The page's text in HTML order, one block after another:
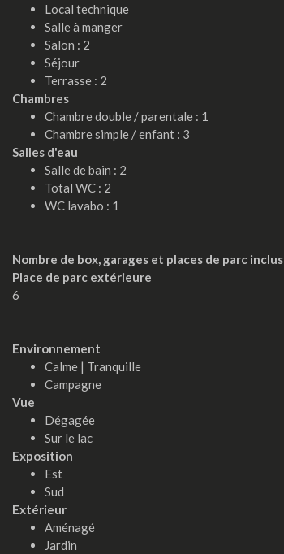
Local technique
Salle à manger
Salon : 2
Séjour
Terrasse : 2
Chambres
Chambre double / parentale : 1
Chambre simple / enfant : 3
Salles d'eau
Salle de bain : 2
Total WC : 2
WC lavabo : 1
Nombre de box, garages et places de parc inclus
Place de parc extérieure
6
Environnement
Calme | Tranquille
Campagne
Vue
Dégagée
Sur le lac
Exposition
Est
Sud
Extérieur
Aménagé
Jardin